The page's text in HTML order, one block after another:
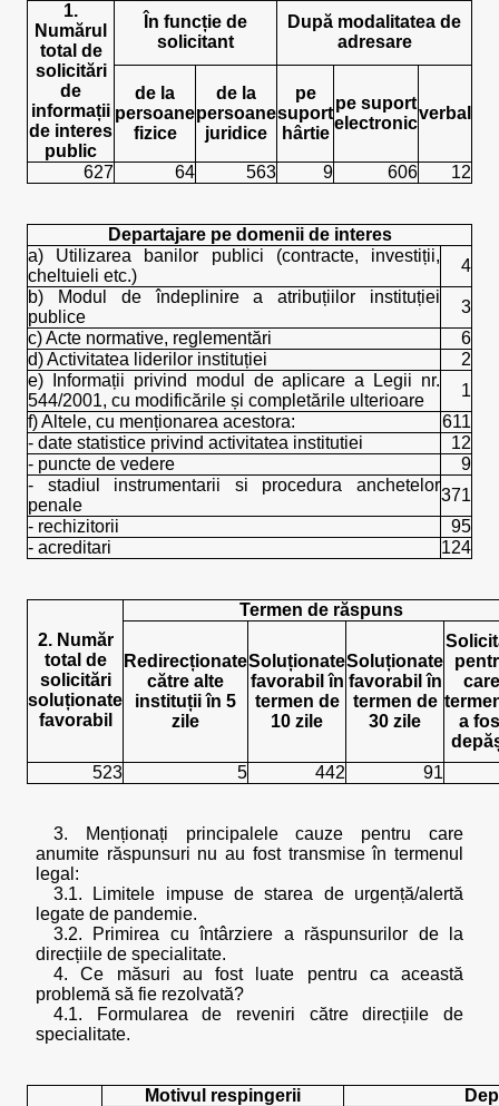
1.
Numărul
total de
solicitări
de
informații
de interes
public
În funcție de
solicitant
După modalitatea de
adresare
de la
persoane
fizice
de la
persoane
juridice
pe
suport
hârtie
pe suport
electronic
verbal
627 64 563 9 606 12
Departajare pe domenii de interes
a) Utilizarea banilor publici (contracte, investiții,
cheltuieli etc.)
4
b) Modul de îndeplinire a atribuțiilor instituției
publice
3
c) Acte normative, reglementări
6
d) Activitatea liderilor instituției
2
e) Informații privind modul de aplicare a Legii nr.
544/2001, cu modificările și completările ulterioare
1
f) Altele, cu menționarea acestora:
611
- date statistice privind activitatea institutiei
12
- puncte de vedere
9
- stadiul instrumentarii si procedura anchetelor
penale
371
- rechizitorii
95
- acreditari
124
2. Număr
total de
solicitări
soluționate
favorabil
Termen de răspuns
Redirecționate
către alte
instituții în 5
zile
Soluționate
favorabil în
termen de
10 zile
Soluționate
favorabil în
termen de
30 zile
care
a
523
5 442 91
3. Menționați principalele cauze pentru care
anumite răspunsuri nu au fost transmise în termenul
legal:
3.1. Limitele impuse de starea de urgență/alertă
legate de pandemie.
3.2. Primirea cu întârziere a răspunsurilor de la
direcțiile de specialitate.
4. Ce măsuri au fost luate pentru ca această
problemă să fie rezolvată?
4.1. Formularea de reveniri către direcțiile de
specialitate.
Motivul respingerii